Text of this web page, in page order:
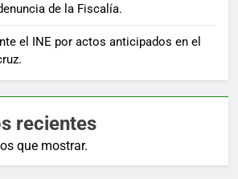
de la Fiscalía.
el INE por actos anticipados en el
recientes
que mostrar.